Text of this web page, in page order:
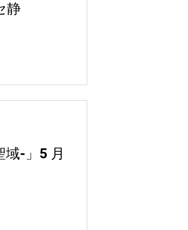
静
-」5 月